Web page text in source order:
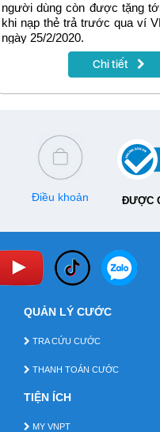
người dùng còn được tặng
khi nạp thẻ trả trước qua ví
ngày 25/2/2020.
Chi tiết
Điều khoản ĐƯỢC
QUẢN LÝ CƯỚC
TRA CỨU CƯỚC
THANH TOÁN CƯỚC
TIỆN ÍCH
MY VNPT